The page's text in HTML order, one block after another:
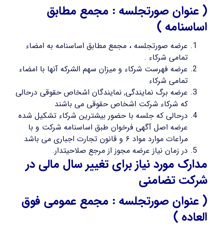
( عنوان صورتجلسه : مجمع مطابق
اساسنامه )
عرضه صورتجلسه ، مجمع مطابق اساسنامه به امضاء
تمامی شرکاء .
عرضه فهرست شرکاء و میزان سهم الشرکه آنها با امضاء
تمامی شرکاء
عرضه برگ نمایندگی, نمایندگان اشخاص حقوقی درحالی
که شرکاء شرکت اشخاص حقوقی می باشند
درحالی که جلسه با حضور بیشترین شرکاء تشکیل شده
عرضه اصل آگهی فرخوان طبق اساسنامه شرکت و با
مراعات موارد مواد ۶ و قانون تجارت اجباری می باشد
در زمان نیاز عرضه مجوز از مرجع صلاحیتدار.
مدارک مورد نیاز برای تغییر سال مالی در
شرکت تضامنی
( عنوان صورتجلسه : مجمع عمومی فوق
العاده )